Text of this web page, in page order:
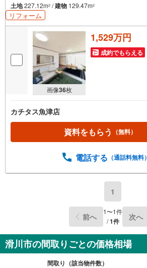
土地227.12m2 /建物 129.47m2
リフォーム
画像36枚
1,529万円
成約でもらえる
カチタス魚津店
資料をもらう （無料）
電話する （通話料無料）
1
前へ 1〜1件
/1件 次へ
滑川市の間取りごとの価格相場
間取り（該当物件数）